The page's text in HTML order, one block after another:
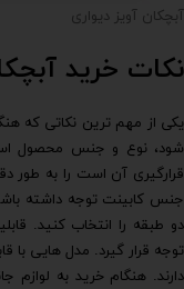
آبچکان آویز دیواری
نکات خرید
یکی از مهم ترین نکاتی که
شود، نوع و جنس محصول
قرارگیری آن است را به طور
جنس کابینت توجه داشته
دو طبقه را انتخاب کنید.
توجه قرار گیرد. مدل هایی
دارند. هنگام خرید به